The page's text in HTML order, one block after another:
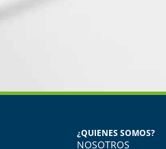
Diplomado en Salud
¿QUIENES SOMOS?
NOSOTROS